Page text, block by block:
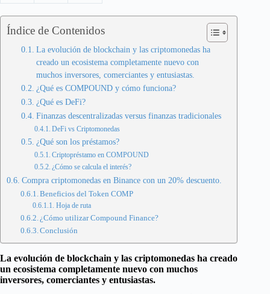
Índice de Contenidos
La evolución de blockchain y las criptomonedas ha
creado un ecosistema completamente nuevo con
muchos inversores, comerciantes y entusiastas.
¿Qué es COMPOUND y cómo funciona?
¿Qué es DeFi?
Finanzas descentralizadas versus finanzas tradicionales
DeFi vs Criptomonedas
¿Qué son los préstamos?
Criptopréstamo en COMPOUND
¿Cómo se calcula el interés?
Compra criptomonedas en Binance con un 20% descuento.
Beneficios del Token COMP
Hoja de ruta
¿Cómo utilizar Compound Finance?
Conclusión
La evolución de blockchain y las criptomonedas ha creado
un ecosistema completamente nuevo con muchos
inversores, comerciantes y entusiastas.